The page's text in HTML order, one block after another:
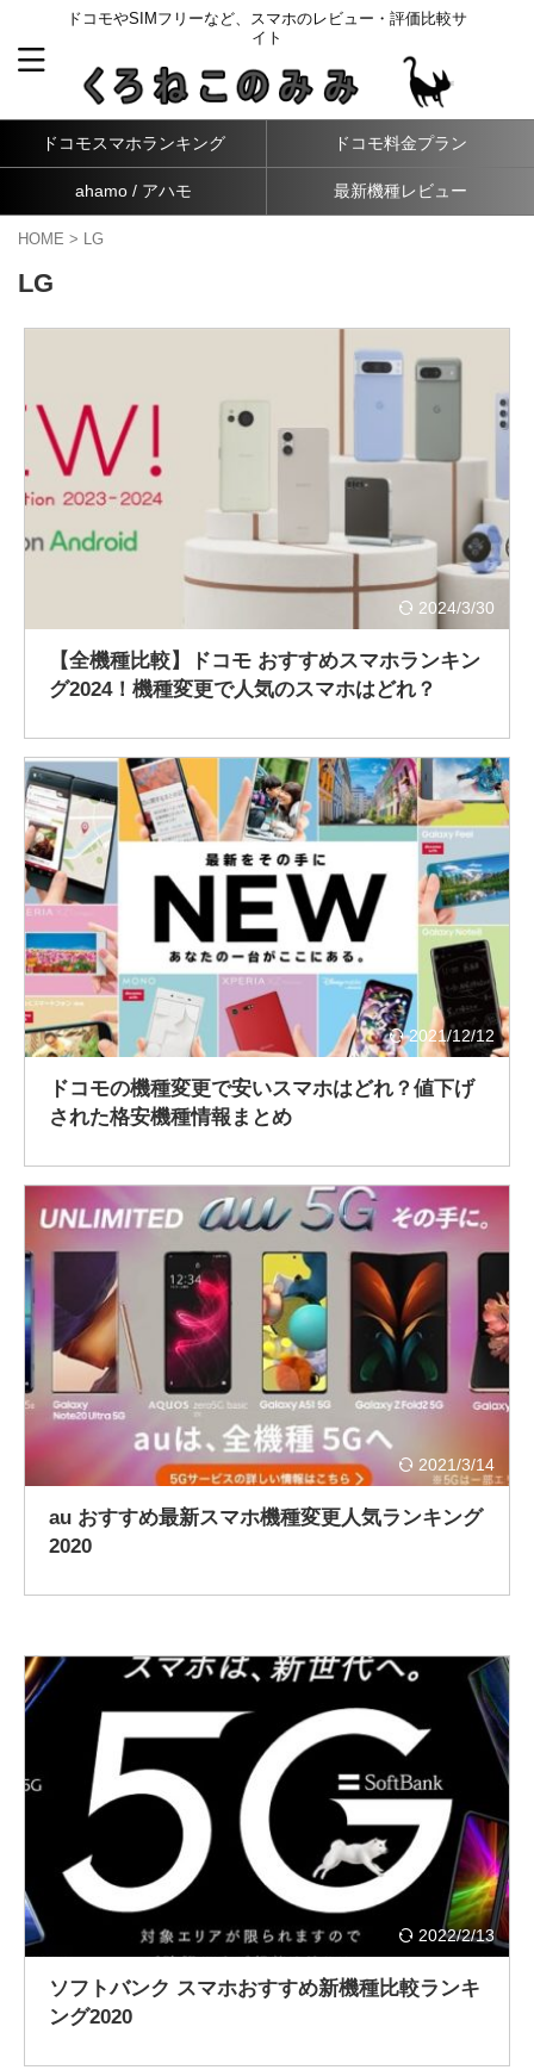
ドコモやSIMフリーなど、スマホのレビュー・評価比較サ
イト
ドコモスマホランキング ドコモ料金プラン
ahamo / アハモ 最新機種レビュー
HOME > LG
LG
2024/3/30
【全機種比較】ドコモ おすすめスマホランキン
グ2024！機種変更で人気のスマホはどれ？
2021/12/12
ドコモの機種変更で安いスマホはどれ？値下げ
された格安機種情報まとめ
2021/3/14
au おすすめ最新スマホ機種変更人気ランキング
2020
2022/2/13
ソフトバンク スマホおすすめ新機種比較ランキ
ング2020